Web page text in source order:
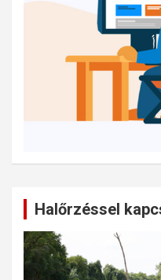
Halőrzéssel